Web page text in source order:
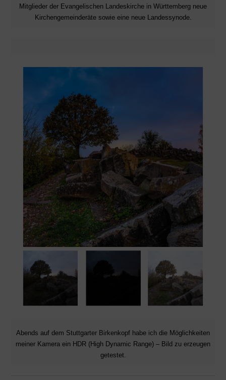
Mitglieder der Evangelischen Landeskirche in Württemberg neue
Kirchengemeinderäte sowie eine neue Landessynode.
Abends auf dem Stuttgarter Birkenkopf habe ich die Möglichkeiten
meiner Kamera ein HDR (High Dynamic Range) – Bild zu erzeugen
getestet.